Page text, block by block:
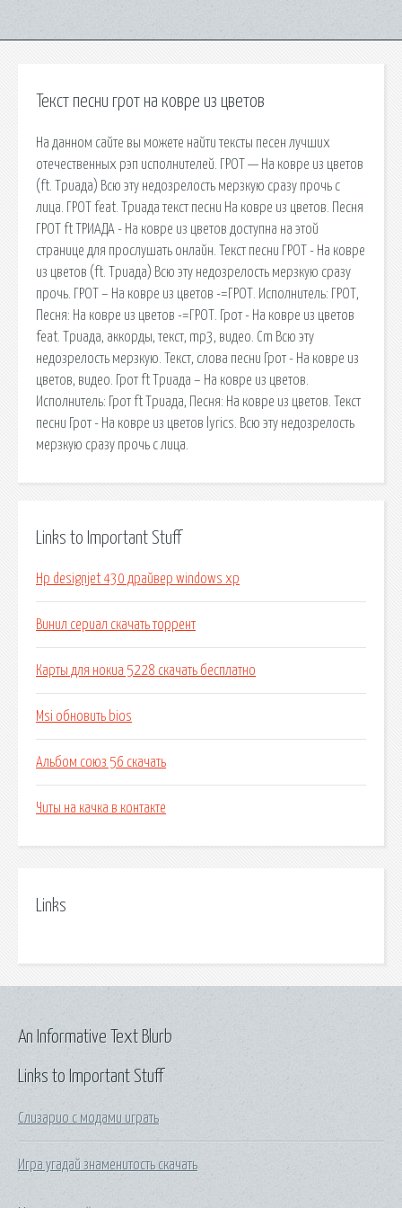
Текст песни грот на ковре из цветов
На данном сайте вы можете найти тексты песен лучших
отечественных рэп исполнителей. ГРОТ — На ковре из цветов
(ft. Триада) Всю эту недозрелость мерзкую сразу прочь с
лица. ГРОТ feat. Триада текст песни На ковре из цветов. Песня
ГРОТ ft ТРИАДА - На ковре из цветов доступна на этой
странице для прослушать онлайн. Текст песни ГРОТ - На ковре
из цветов (ft. Триада) Всю эту недозрелость мерзкую сразу
прочь. ГРОТ – На ковре из цветов -=ГРОТ. Исполнитель: ГРОТ,
Песня: На ковре из цветов -=ГРОТ. Грот - На ковре из цветов
feat. Триада, аккорды, текст, mp3, видео. Cm Всю эту
недозрелость мерзкую. Текст, слова песни Грот - На ковре из
цветов, видео. Грот ft Триада – На ковре из цветов.
Исполнитель: Грот ft Триада, Песня: На ковре из цветов. Текст
песни Грот - На ковре из цветов lyrics. Всю эту недозрелость
мерзкую сразу прочь с лица.
Links to Important Stuff
Hp designjet 430 драйвер windows xp
Винил сериал скачать торрент
Карты для нокиа 5228 скачать бесплатно
Msi обновить bios
Альбом союз 56 скачать
Читы на качка в контакте
Links
Links to Important Stuff
Слизарио с модами играть
Игра угадай знаменитость скачать
An Informative Text Blurb